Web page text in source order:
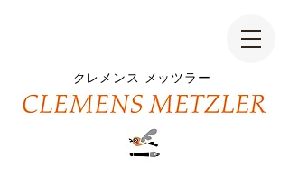
クレメンス メッツラー